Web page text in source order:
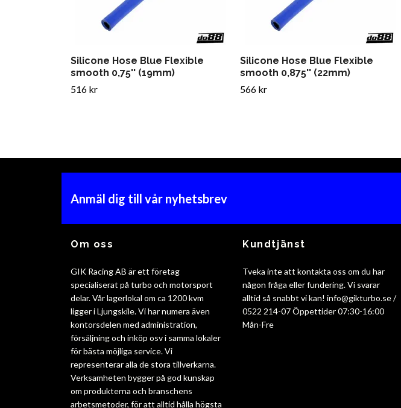
Silicone Hose Blue Flexible
smooth 0,75'' (19mm)
516 kr
Silicone Hose Blue Flexible
smooth 0,875'' (22mm)
566 kr
Anmäl dig till vår nyhetsbrev
Om oss
GIK Racing AB är ett företag
specialiserat på turbo och motorsport
delar. Vår lagerlokal om ca 1200 kvm
ligger i Ljungskile. Vi har numera även
kontorsdelen med administration,
försäljning och inköp osv i samma lokaler
för bästa möjliga service. Vi
representerar alla de stora tillverkarna.
Verksamheten bygger på god kunskap
om produkterna och branschens
arbetsmetoder, för att alltid hålla högsta
Kundtjänst
Tveka inte att kontakta oss om du har
någon fråga eller fundering. Vi svarar
alltid så snabbt vi kan! info@gikturbo.se/
0522 214-07 Öppettider 07:30-16:00
Mån-Fre